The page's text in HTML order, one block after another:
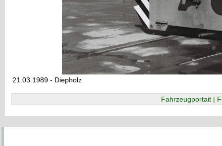
21.03.1989 - Diepholz
Fahrzeugportait |